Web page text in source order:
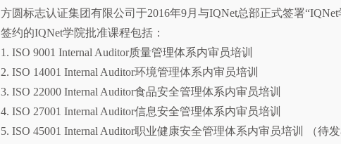
方圆标志认证集团有限公司于2016年9月与IQNet总部正式签署
签约的IQNet学院批准课程包括：
1. ISO 9001 Internal Auditor质量管理体系内审员培训
2. ISO 14001 Internal Auditor环境管理体系内审员培训
3. ISO 22000 Internal Auditor食品安全管理体系内审员培训
4. ISO 27001 Internal Auditor信息安全管理体系内审员培训
5. ISO 45001 Internal Auditor职业健康安全管理体系内审员培训 （待发